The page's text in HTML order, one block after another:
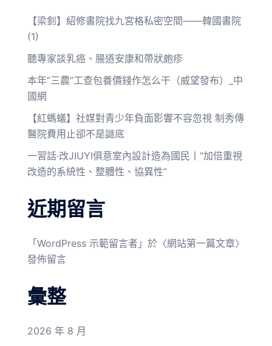
【梁釗】紹修書院找九宮格私密空間——韓國書院
(1)
聽專家談乳癌、腸道安康和帶狀皰疹
本年“三農”工查包養價錢作怎么干（威望發布）_中
國網
【紅螞蟻】社媒對青少年負面影響不容忽視 制秀傳
醫院費用止卻不是謎底
一習話·改JIUYI俱意室內設計造為國民丨“加倍重視
改造的系統性、整體性、協異性”
近期留言
「 WordPress 示範留言者 」於〈網站第一篇文章〉
發佈留言
彙整
2026 年 8 月